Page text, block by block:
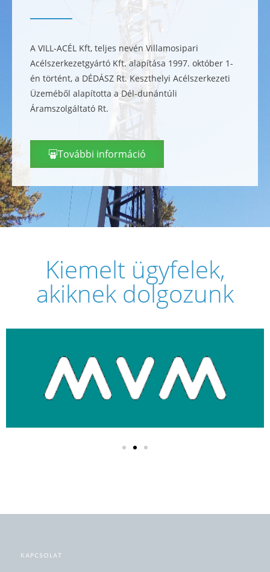
A VILL-ACÉL Kft, teljes nevén Villamosipari
Acélszerkezetgyártó Kft. alapítása 1997. október 1-
én történt, a DÉDÁSZ Rt. Keszthelyi Acélszerkezeti
Üzeméből alapította a Dél-dunántúli
Áramszolgáltató Rt.
További információ
Kiemelt ügyfelek,
akiknek dolgozunk
KAPCSOLAT